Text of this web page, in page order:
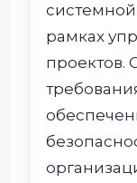
рамках
проектов.